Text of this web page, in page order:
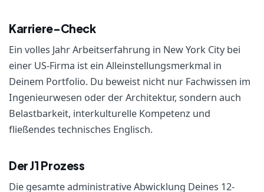
Karriere-Check
Ein volles Jahr Arbeitserfahrung in New York City bei
einer US-Firma ist ein Alleinstellungsmerkmal in
Deinem Portfolio. Du beweist nicht nur Fachwissen im
Ingenieurwesen oder der Architektur, sondern auch
Belastbarkeit, interkulturelle Kompetenz und
fließendes technisches Englisch.
Der J1 Prozess
Die gesamte administrative Abwicklung Deines 12-